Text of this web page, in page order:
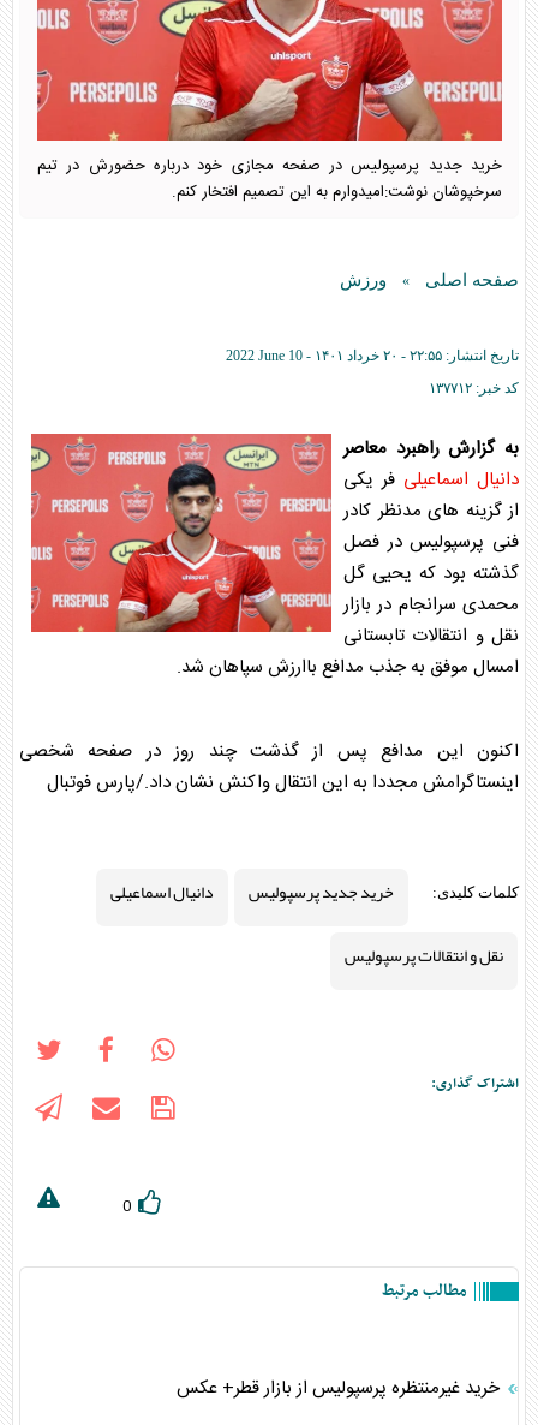
خرید جدید پرسپولیس در صفحه مجازی خود درباره حضورش در تیم
سرخپوشان نوشت:امیدوارم به این تصمیم افتخار کنم.
صفحه اصلی » ورزش
تاریخ انتشار: ۲۲:۵۵ - ۲۰ خرداد ۱۴۰۱ -
2022 June 10
کد خبر: ۱۳۷۷۱۲
به گزارش راهبرد معاصر
دانیال اسماعیلی فر یکی
از گزینه های مدنظر کادر
فنی پرسپولیس در فصل
گذشته بود که یحیی گل
محمدی سرانجام در بازار
نقل و انتقالات تابستانی
امسال موفق به جذب مدافع باارزش سپاهان شد.
اکنون این مدافع پس از گذشت چند روز در صفحه شخصی
اینستاگرامش مجددا به این انتقال واکنش نشان داد./پارس فوتبال
کلمات کلیدی: خرید جدید پرسپولیس
دانیال اسماعیلی
نقل و انتقالات پرسپولیس
اشتراک گذاری:
0
مطالب مرتبط
خريد غيرمنتظره پرسپوليس از بازار قطر+ عکس